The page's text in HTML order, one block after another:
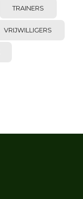
TRAINERS
VRIJWILLIGERS